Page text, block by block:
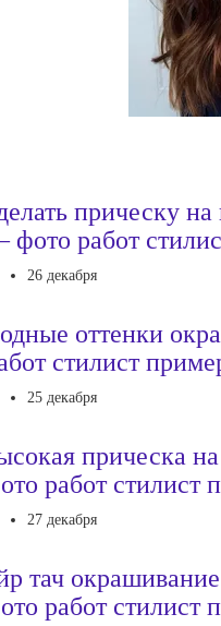
прическу
работ
26 декабря
оттенки
стилист
25 декабря
прическа
работ стилист
27 декабря
тач
работ стилист